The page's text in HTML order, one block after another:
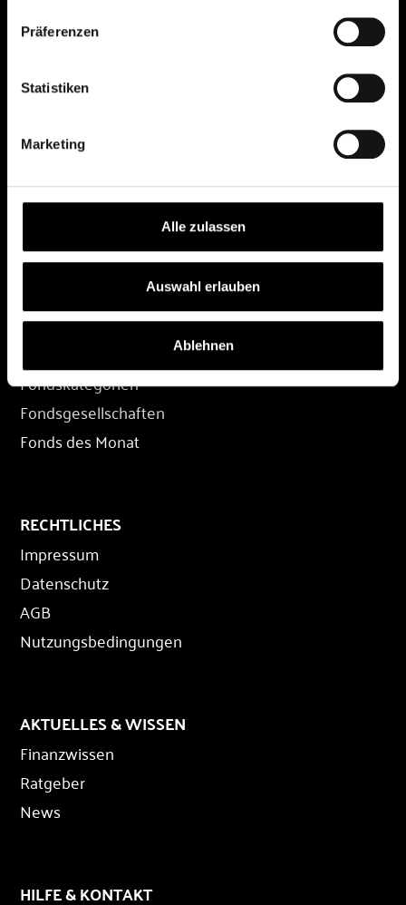
Präferenzen
Statistiken
Marketing
Alle zulassen
Auswahl erlauben
Ablehnen
All rights reserved.
Depot eröffnen
Depot übertragen
Konditionen
FONDS
Fondskategorien
Fondsgesellschaften
Fonds des Monat
RECHTLICHES
Impressum
Datenschutz
AGB
Nutzungsbedingungen
AKTUELLES & WISSEN
Finanzwissen
Ratgeber
News
HILFE & KONTAKT